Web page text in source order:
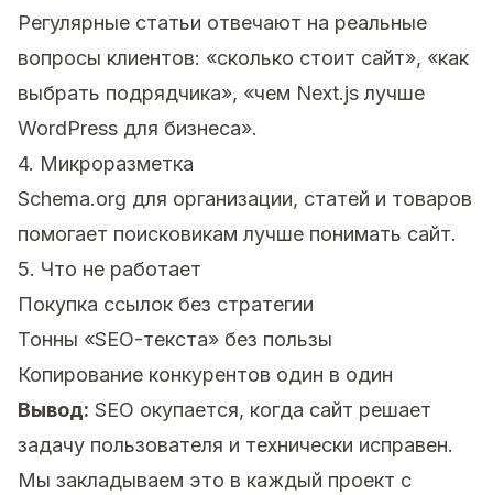
Регулярные статьи отвечают на реальные
вопросы клиентов: «сколько стоит сайт», «как
выбрать подрядчика», «чем Next.js лучше
WordPress для бизнеса».
4. Микроразметка
Schema.org для организации, статей и товаров
помогает поисковикам лучше понимать сайт.
5. Что не работает
Покупка ссылок без стратегии
Тонны «SEO-текста» без пользы
Копирование конкурентов один в один
Вывод: SEO окупается, когда сайт решает
задачу пользователя и технически исправен.
Мы закладываем это в каждый проект с